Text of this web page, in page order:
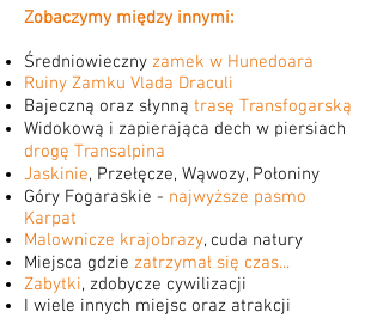
Zobaczymy między innymi:
Średniowieczny zamek w Hunedoara
Ruiny Zamku Vlada Draculi
Bajeczną oraz słynną trasę Transfogarską
Widokową i zapierająca dech w piersiach
drogę Transalpina
Jaskinie, Przełęcze, Wąwozy, Połoniny
Góry Fogaraskie - najwyższe pasmo
Karpat
Malownicze krajobrazy, cuda natury
Miejsca gdzie zatrzymał się czas...
Zabytki, zdobycze cywilizacji
I wiele innych miejsc oraz atrakcji